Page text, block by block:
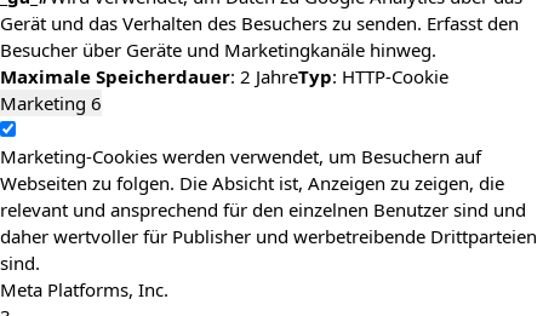
Gerät und das Verhalten des Besuchers zu senden. Erfasst den
Besucher über Geräte und Marketingkanäle hinweg.
Maximale Speicherdauer: 2 JahreTyp: HTTP-Cookie
Marketing 6
Marketing-Cookies werden verwendet, um Besuchern auf
Webseiten zu folgen. Die Absicht ist, Anzeigen zu zeigen, die
relevant und ansprechend für den einzelnen Benutzer sind und
daher wertvoller für Publisher und werbetreibende Drittparteien
sind.
Meta Platforms, Inc.